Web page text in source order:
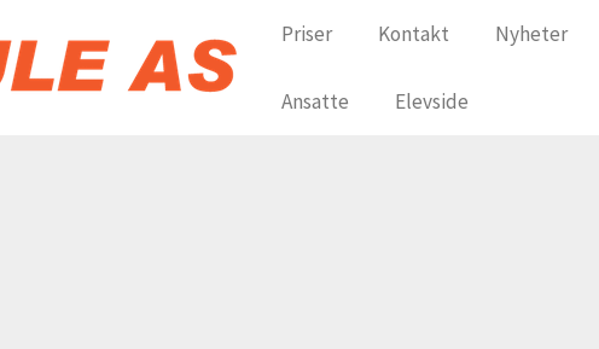
Priser Kontakt Nyheter
Ansatte Elevside